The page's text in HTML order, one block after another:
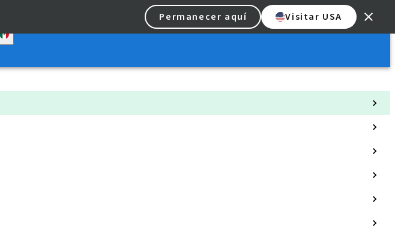
Permanecer aquí
Visitar USA